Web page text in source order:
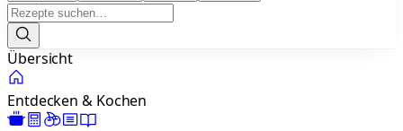
Übersicht
Entdecken & Kochen